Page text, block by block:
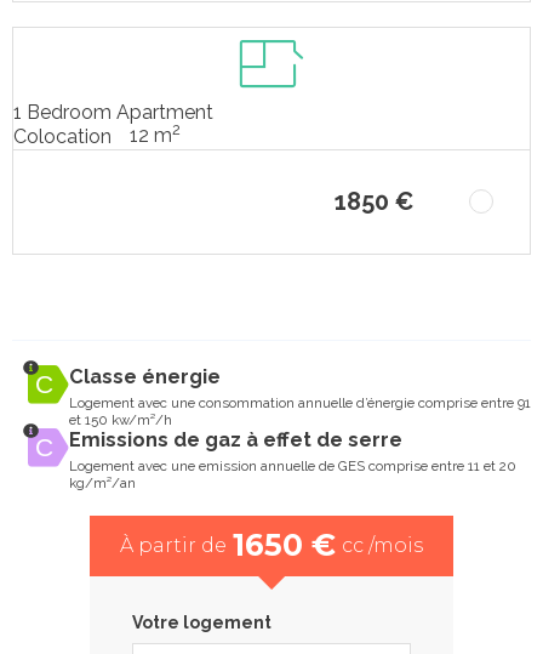
1 Bedroom Apartment
Colocation
12 m2
1850 €
Classe énergie
Logement avec une consommation annuelle d’énergie comprise entre 91
et 150 kw/m²/h
Emissions de gaz à effet de serre
Logement avec une emission annuelle de GES comprise entre 11 et 20
kg/m²/an
À partir de 1650 € cc /mois
Votre logement